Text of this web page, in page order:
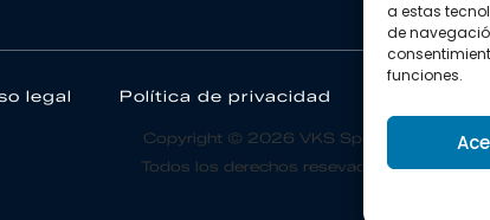
a estas
de
funciones.
legal Política de privacidad
Copyright © 2026 VKS Sport.
Todos los derechos resevados.